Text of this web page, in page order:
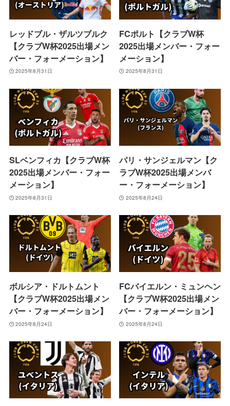
レッドブル・ザルツブルク
【クラブW杯2025出場メン
バー・フォーメーション】
2025年8月31日
FCポルト【クラブW杯
2025出場メンバー・フォー
メーション】
2025年8月31日
SLベンフィカ【クラブW杯
2025出場メンバー・フォー
メーション】
2025年8月31日
パリ・サンジェルマン【ク
ラブW杯2025出場メンバ
ー・フォーメーション】
2025年8月24日
ボルシア・ドルトムント
【クラブW杯2025出場メン
バー・フォーメーション】
2025年8月24日
FCバイエルン・ミュンヘン
【クラブW杯2025出場メン
バー・フォーメーション】
2025年8月24日